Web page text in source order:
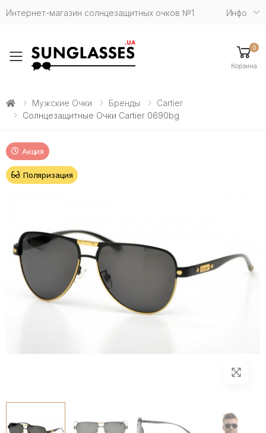
Интернет-магазин солнцезащитных очков №1 Инфо
Toggle mobile menu
0
Корзина
Мужские Очки Бренды
Cartier
Солнцезащитные Очки Cartier 0690bg
Акция
Поляризация